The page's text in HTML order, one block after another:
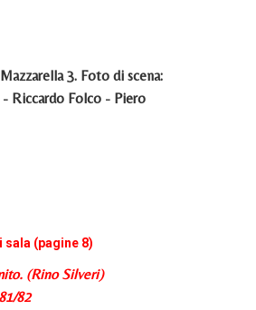
3. Foto di scena:
- Riccardo Folco - Piero
(pagine 8)
(Rino Silveri)
82